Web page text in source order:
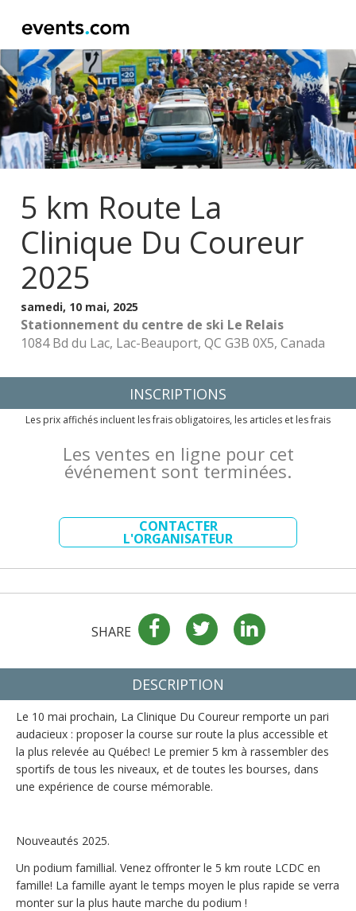
5 km Route La
Clinique Du Coureur
2025
samedi, 10 mai, 2025
Stationnement du centre de ski Le Relais
1084 Bd du Lac, Lac-Beauport, QC G3B 0X5, Canada
INSCRIPTIONS
Les prix affichés incluent les frais obligatoires, les articles et les frais
Les ventes en ligne pour cet
événement sont terminées.
CONTACTER
L'ORGANISATEUR
SHARE
DESCRIPTION
Le 10 mai prochain, La Clinique Du Coureur remporte un pari
audacieux : proposer la course sur route la plus accessible et
la plus relevée au Québec! Le premier 5 km à rassembler des
sportifs de tous les niveaux, et de toutes les bourses, dans
une expérience de course mémorable.
Nouveautés 2025.
Un podium famillial. Venez offronter le 5 km route LCDC en
famille! La famille ayant le temps moyen le plus rapide se verra
monter sur la plus haute marche du podium !